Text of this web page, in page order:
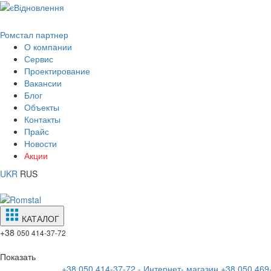
Ромстал партнер
О компании
Сервис
Проектирование
Вакансии
Блог
Объекты
Контакты
Прайс
Новости
Акции
UKR RUS
КАТАЛОГ
+38 050 414-37-72
Показать
+38 050 414-37-72 - Интернет- магазин +38 050